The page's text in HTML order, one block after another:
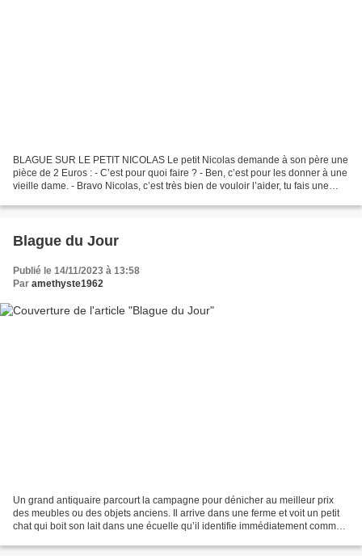
BLAGUE SUR LE PETIT NICOLAS Le petit Nicolas demande à son père une
pièce de 2 Euros : - C’est pour quoi faire ? - Ben, c’est pour les donner à une
vieille dame. - Bravo Nicolas, c’est très bien de vouloir l’aider, tu fais une
Blague du Jour
Publié le 14/11/2023 à 13:58
Par amethyste1962
Un grand antiquaire parcourt la campagne pour dénicher au meilleur prix
des meubles ou des objets anciens. Il arrive dans une ferme et voit un petit
chat qui boit son lait dans une écuelle qu’il identifie immédiatement comme